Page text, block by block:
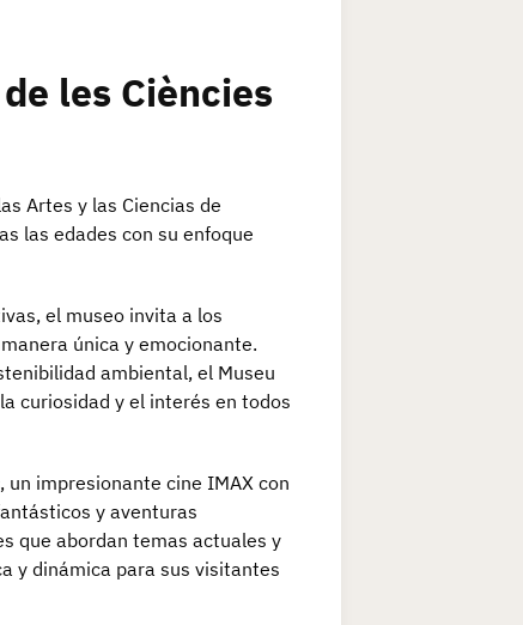
les Ciències
Artes y las Ciencias de
las edades con su enfoque
el museo invita a los
única y emocionante.
ambiental, el Museu
curiosidad y el interés en todos
impresionante cine IMAX con
y aventuras
que abordan temas actuales y
y dinámica para sus visitantes